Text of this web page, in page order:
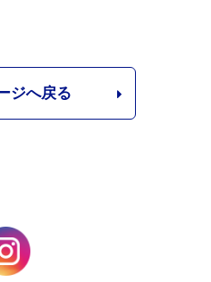
ジへ戻る